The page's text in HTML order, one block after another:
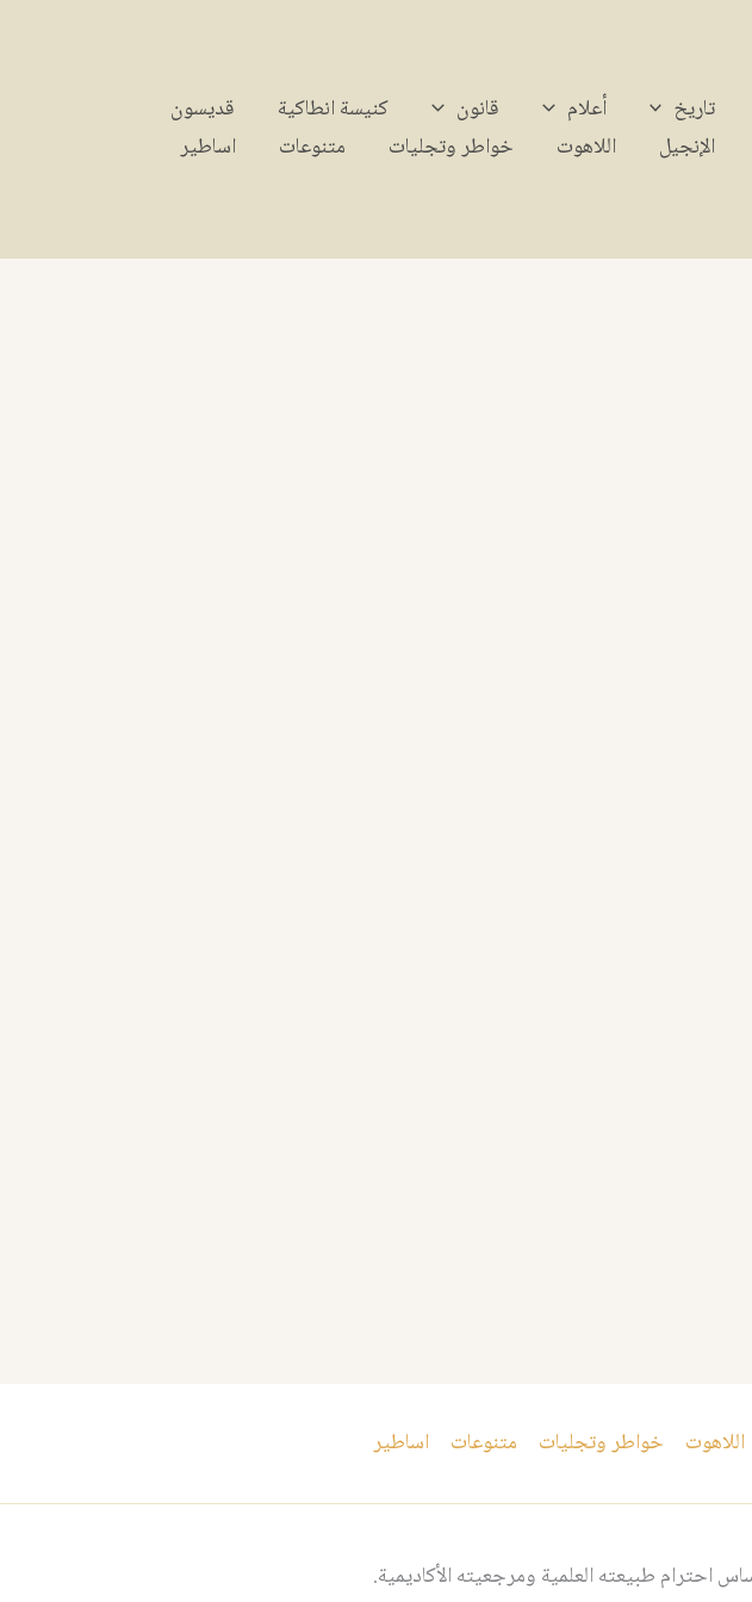
تاريخ أعلام قانون كنيسة انطاكية
قديسون
الإنجيل
اللاهوت خواطر وتجليات متنوعات اساطير
اللاهوت خواطر وتجليات متنوعات اساطير
احترام طبيعته العلمية ومرجعيته الأكاديمية.